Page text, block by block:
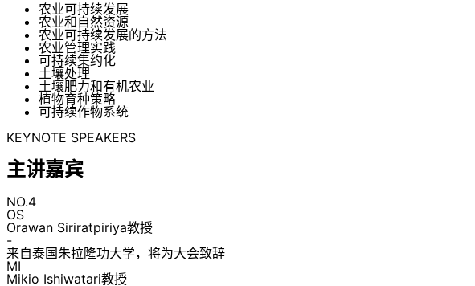
农业可持续发展
农业和自然资源
农业可持续发展的方法
农业管理实践
可持续集约化
土壤处理
土壤肥力和有机农业
植物育种策略
可持续作物系统
KEYNOTE SPEAKERS
主讲嘉宾
NO.4
OS
Orawan Siriratpiriya教授
-
来自泰国朱拉隆功大学，将为大会致辞
MI
Mikio Ishiwatari教授